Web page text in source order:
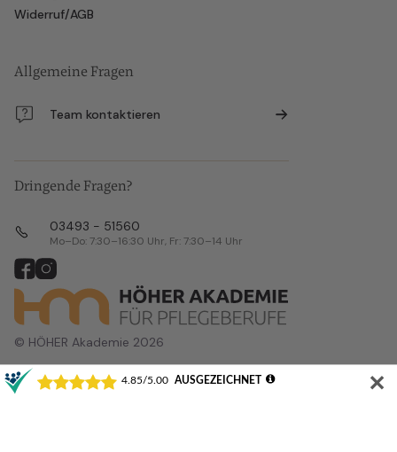
Widerruf/AGB
Allgemeine Fragen
Team kontaktieren
Dringende Fragen?
03493 - 51560
Mo–Do: 7:30–16:30 Uhr, Fr: 7:30–14 Uhr
© HÖHER Akademie 2026
✕